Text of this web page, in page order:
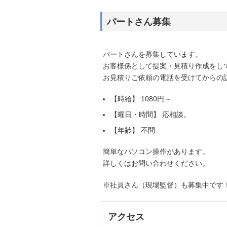
パートさん募集
パートさんを募集しています。
お客様係として提案・見積り作成をし
お見積りご依頼の電話を受けてから
【時給】 1080円～
【曜日・時間】 応相談。
【年齢】 不問
簡単なパソコン操作があります。
詳しくはお問い合わせください。
※社員さん（現場監督）も募集中です
アクセス